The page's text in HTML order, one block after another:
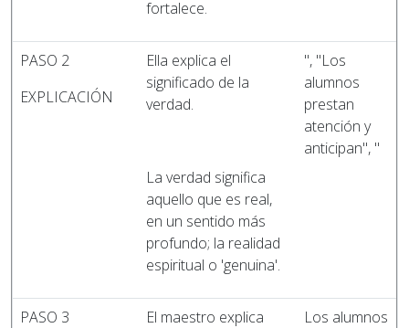
fortalece.
PASO 2
EXPLICACIÓN
Ella explica el
significado de la
verdad.
La verdad significa
aquello que es real,
en un sentido más
profundo; la realidad
espiritual o 'genuina'.
", "Los
alumnos
prestan
atención y
anticipan", "
PASO 3
El maestro explica
Los alumnos